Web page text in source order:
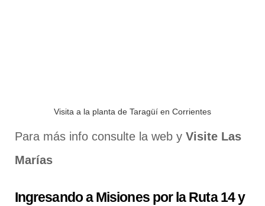
Visita a la planta de Taragüí en Corrientes
Para más info consulte la web y Visite Las
Marías
Ingresando a Misiones por la Ruta 14 y